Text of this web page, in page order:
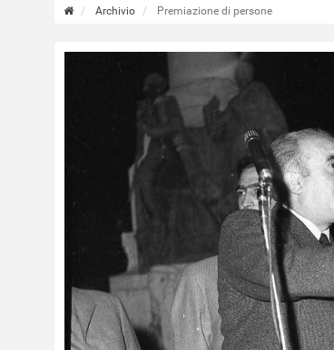
Archivio Premiazione di persone